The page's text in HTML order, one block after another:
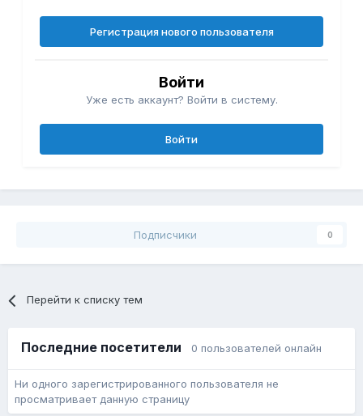
Регистрация нового пользователя
Войти
Уже есть аккаунт? Войти в систему.
Войти
Подписчики 0
Перейти к списку тем
Последние посетители 0 пользователей онлайн
Ни одного зарегистрированного пользователя не
просматривает данную страницу